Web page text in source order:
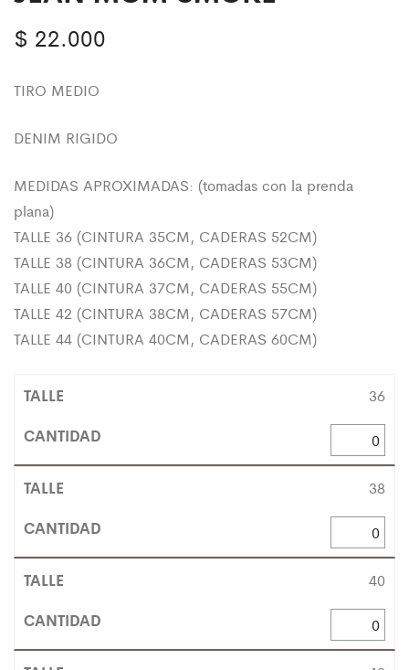
$ 22.000
TIRO MEDIO
DENIM RIGIDO
MEDIDAS APROXIMADAS: (tomadas con la prenda
plana)
TALLE 36 (CINTURA 35CM, CADERAS 52CM)
TALLE 38 (CINTURA 36CM, CADERAS 53CM)
TALLE 40 (CINTURA 37CM, CADERAS 55CM)
TALLE 42 (CINTURA 38CM, CADERAS 57CM)
TALLE 44 (CINTURA 40CM, CADERAS 60CM)
36
38
40